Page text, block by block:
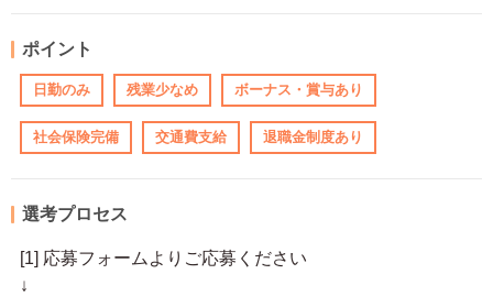
ポイント
日勤のみ 残業少なめ ボーナス・賞与あり
社会保険完備 交通費支給 退職金制度あり
選考プロセス
[1] 応募フォームよりご応募ください
↓